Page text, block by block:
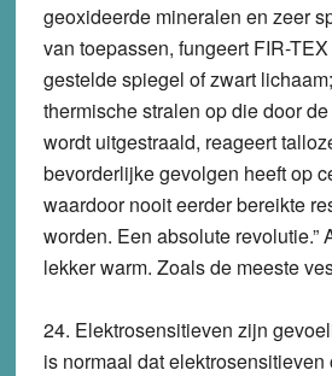
geoxideerde mineralen en zeer
van toepassen, fungeert FIR-
gestelde spiegel of zwart
thermische stralen op die door
wordt uitgestraald, reageert
bevorderlijke gevolgen heeft op
waardoor nooit eerder bereikte
worden. Een absolute revolutie.”
lekker warm. Zoals de meeste
24. Elektrosensitieven zijn
is normaal dat